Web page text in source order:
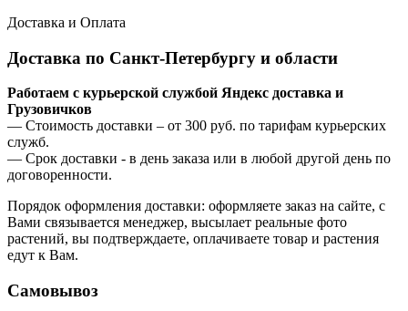
Доставка и Оплата
Доставка по Санкт-Петербургу и области
Работаем с курьерской службой Яндекс доставка и
Грузовичков
— Стоимость доставки – от 300 руб. по тарифам курьерских
служб.
— Срок доставки - в день заказа или в любой другой день по
договоренности.
Порядок оформления доставки: оформляете заказ на сайте, с
Вами связывается менеджер, высылает реальные фото
растений, вы подтверждаете, оплачиваете товар и растения
едут к Вам.
Самовывоз